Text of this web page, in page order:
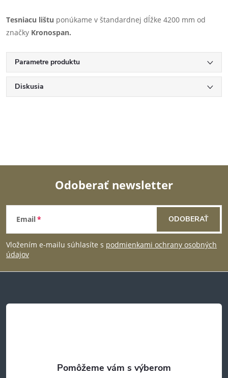
Tesniacu lištu ponúkame v štandardnej dĺžke 4200 mm od
značky Kronospan.
Parametre produktu
Diskusia
Z
á
p
t
Odoberať newsletter
Email
Vložením e-mailu súhlasíte s podmienkami ochrany osobných
údajov
ODOBERAŤ